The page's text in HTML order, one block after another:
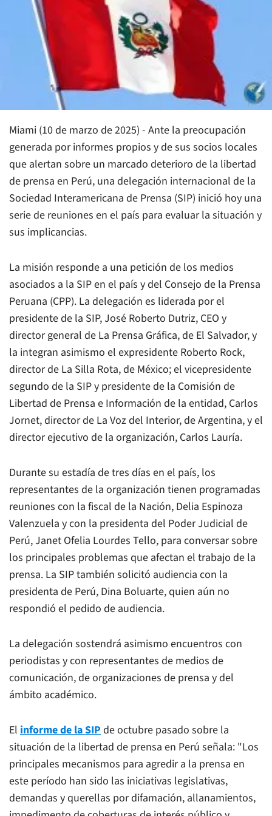
Miami (10 de marzo de 2025) - Ante la preocupación
generada por informes propios y de sus socios locales
que alertan sobre un marcado deterioro de la libertad
de prensa en Perú, una delegación internacional de la
Sociedad Interamericana de Prensa (SIP) inició hoy una
serie de reuniones en el país para evaluar la situación y
sus implicancias.
La misión responde a una petición de los medios
asociados a la SIP en el país y del Consejo de la Prensa
Peruana (CPP). La delegación es liderada por el
presidente de la SIP, José Roberto Dutriz, CEO y
director general de La Prensa Gráfica, de El Salvador, y
la integran asimismo el expresidente Roberto Rock,
director de La Silla Rota, de México; el vicepresidente
segundo de la SIP y presidente de la Comisión de
Libertad de Prensa e Información de la entidad, Carlos
Jornet, director de La Voz del Interior, de Argentina, y el
director ejecutivo de la organización, Carlos Lauría.
Durante su estadía de tres días en el país, los
representantes de la organización tienen programadas
reuniones con la fiscal de la Nación, Delia Espinoza
Valenzuela y con la presidenta del Poder Judicial de
Perú, Janet Ofelia Lourdes Tello, para conversar sobre
los principales problemas que afectan el trabajo de la
prensa. La SIP también solicitó audiencia con la
presidenta de Perú, Dina Boluarte, quien aún no
respondió el pedido de audiencia.
La delegación sostendrá asimismo encuentros con
periodistas y con representantes de medios de
comunicación, de organizaciones de prensa y del
ámbito académico.
El informe de la SIPde octubre pasado sobre la
situación de la libertad de prensa en Perú señala: "Los
principales mecanismos para agredir a la prensa en
este período han sido las iniciativas legislativas,
demandas y querellas por difamación, allanamientos,